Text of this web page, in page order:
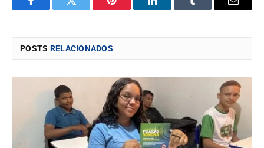
FacebookTwitter Pinterest LinkedInTumblr Email
POSTS RELACIONADOS